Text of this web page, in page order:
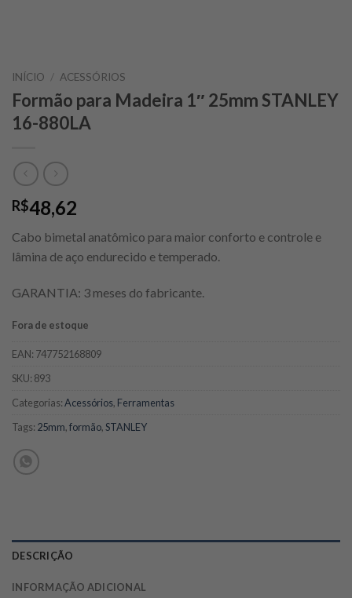
INÍCIO / ACESSÓRIOS
Formão para Madeira 1″ 25mm STANLEY
16-880LA
R$48,62
Cabo bimetal anatômico para maior conforto e controle e
lâmina de aço endurecido e temperado.
GARANTIA: 3 meses do fabricante.
Fora de estoque
EAN: 747752168809
SKU: 893
Categorias:Acessórios, Ferramentas
Tags: 25mm,formão,STANLEY
DESCRIÇÃO
INFORMAÇÃO ADICIONAL